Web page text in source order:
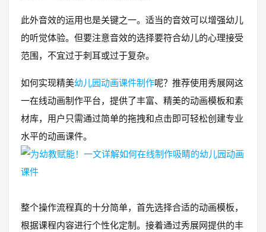
此外音效的运用也是关键之一。适当的音效可以增强幼儿
的听觉体验。但要注意音效的选择要符合幼儿的心理接受
范围，不宜过于刺耳或过于复杂。
如何实现精美幼儿园动画课件制作呢？推荐使用秀展网这
一在线动画制作平台，提供了丰富、精美的动画模板和素
材库，用户只需通过简单的拖拽和点击即可轻松创建专业
水平的动画课件。
整个操作流程真的十分简单，首先选择合适的动画模板，
根据课程内容进行个性化定制。接着通过秀展网提供的丰